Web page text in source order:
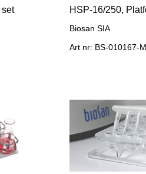
Biosan SIA
Art nr: BS-010167-